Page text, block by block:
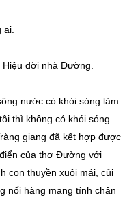
đời nhà Đường.
nước có khói sóng làm
thì không có khói sóng
giang đã kết hợp được
của thơ Đường với
con thuyền xuôi mái, củi
nối hàng mang tính chân